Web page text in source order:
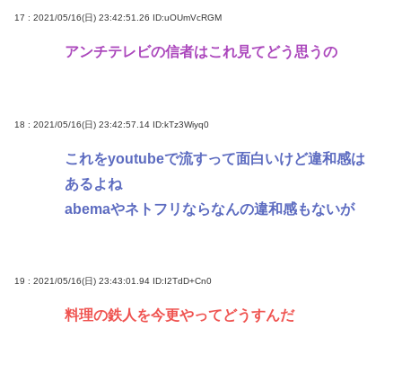
17 : 2021/05/16(日) 23:42:51.26 ID:uOUmVcRGM
アンチテレビの信者はこれ見てどう思うの
18 : 2021/05/16(日) 23:42:57.14 ID:kTz3Wiyq0
これをyoutubeで流すって面白いけど違和感は
あるよね
abemaやネトフリならなんの違和感もないが
19 : 2021/05/16(日) 23:43:01.94 ID:I2TdD+Cn0
料理の鉄人を今更やってどうすんだ